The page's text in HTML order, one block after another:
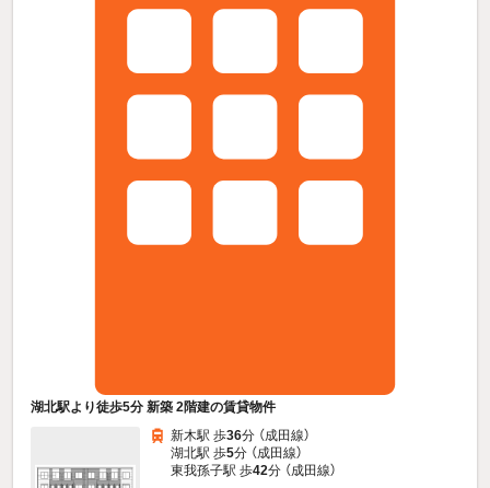
湖北駅より徒歩5分 新築 2階建の賃貸物件
新木駅 歩36分 （成田線）
湖北駅 歩5分 （成田線）
東我孫子駅 歩42分 （成田線）